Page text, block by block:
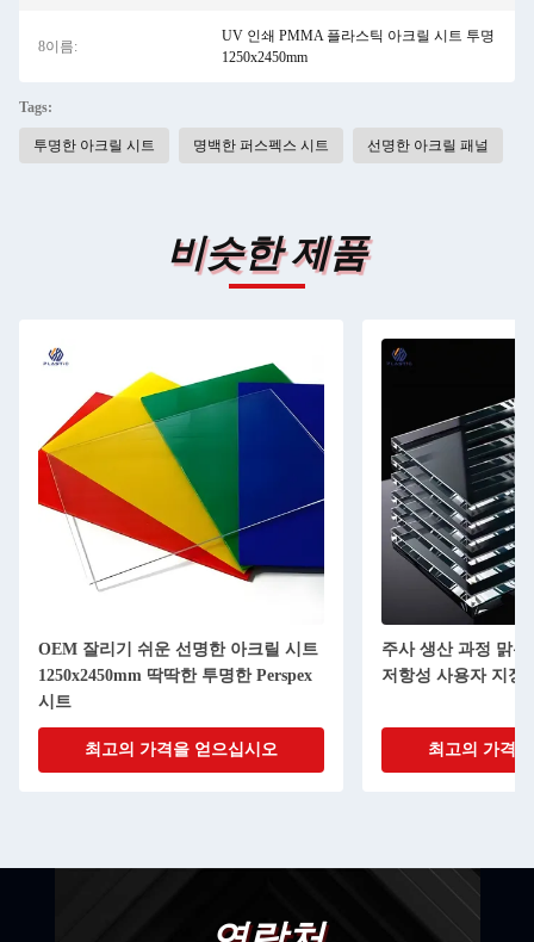
8이름:
UV 인쇄 PMMA 플라스틱 아크릴 시트 투명
1250x2450mm
Tags:
투명한 아크릴 시트 명백한 퍼스펙스 시트 선명한 아크릴 패널
비슷한 제품
주사 생산 과정 맑은 아크릴 시트 충격
저항성 사용자 지정 로고
최고의 가격을 얻으십시오
5mm 6mm 8mm
아크릴 시트 레
최고의 가